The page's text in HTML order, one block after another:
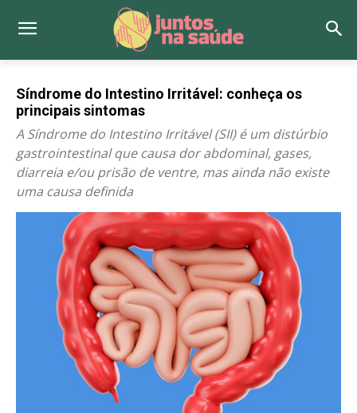
Síndrome do Intestino Irritável: conheça os
principais sintomas
A Síndrome do Intestino Irritável (SII) é um distúrbio
gastrointestinal que causa dor abdominal, gases,
diarreia e/ou prisão de ventre, mas ainda não existe
uma causa definida